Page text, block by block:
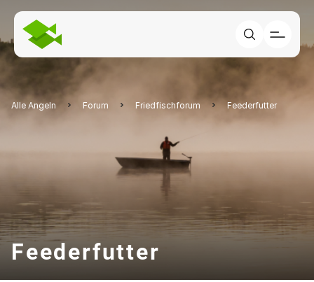
Alle Angeln Forum Friedfischforum Feederfutter
Feederfutter